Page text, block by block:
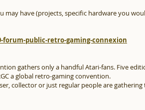
have (projects, specific hardware you
forum-public-retro-gaming-connexion
gathers only a handful Atari-fans. Five
a global retro-gaming convention.
collector or just regular people are